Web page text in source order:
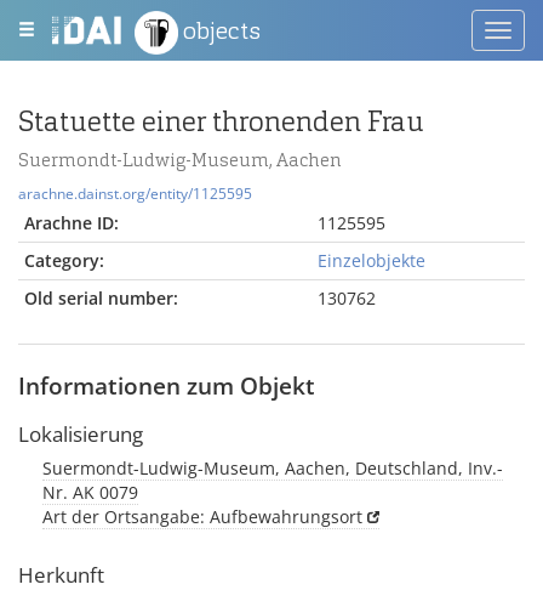
objects
Statuette einer thronenden Frau
Suermondt-Ludwig-Museum, Aachen
arachne.dainst.org/entity/1125595
Arachne ID:
1125595
Category:
Einzelobjekte
Old serial number:
130762
Informationen zum Objekt
Lokalisierung
Suermondt-Ludwig-Museum, Aachen, Deutschland, Inv.-
Nr. AK 0079
Art der Ortsangabe: Aufbewahrungsort
Herkunft